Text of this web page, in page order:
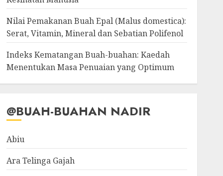
Nilai Pemakanan Buah Epal (Malus domestica):
Serat, Vitamin, Mineral dan Sebatian Polifenol
Indeks Kematangan Buah-buahan: Kaedah
Menentukan Masa Penuaian yang Optimum
@BUAH-BUAHAN NADIR
Abiu
Ara Telinga Gajah